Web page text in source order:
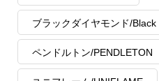
ブラックダイヤモンド/
ペンドルトン/PENDLETON